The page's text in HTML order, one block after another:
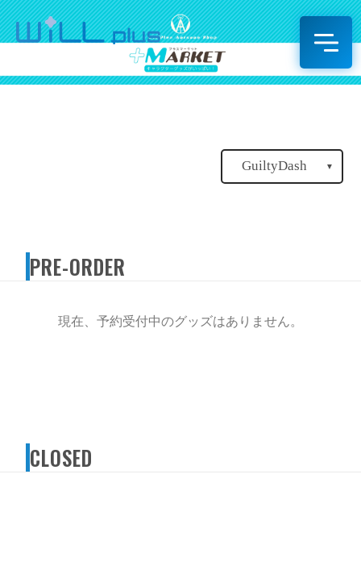
GuiltyDash ▼
PRE-ORDER
現在、予約受付中のグッズはありません。
CLOSED